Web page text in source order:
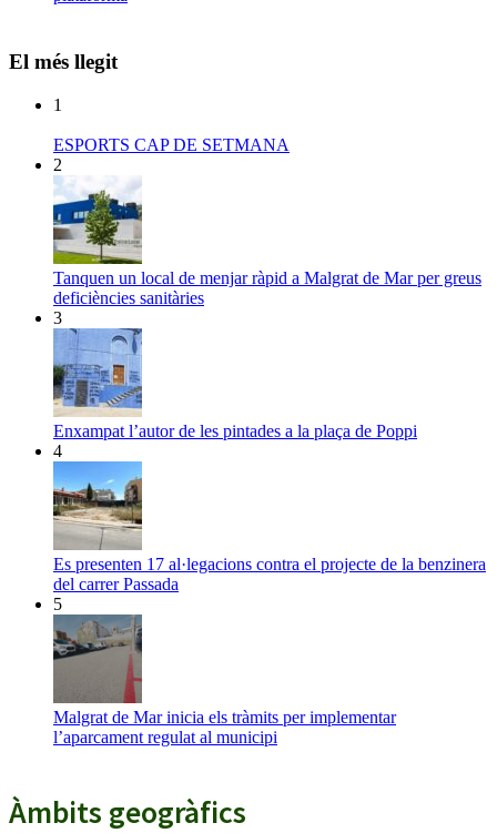
El més llegit
1
ESPORTS CAP DE SETMANA
2
Tanquen un local de menjar ràpid a Malgrat de Mar per greus
deficiències sanitàries
3
Enxampat l’autor de les pintades a la plaça de Poppi
4
Es presenten 17 al·legacions contra el projecte de la benzinera
del carrer Passada
5
Malgrat de Mar inicia els tràmits per implementar
l’aparcament regulat al municipi
Àmbits geogràfics